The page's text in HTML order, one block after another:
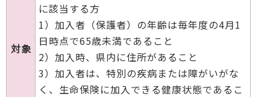
対象
に該当する方
1）加入者（保護者）の年齢は毎年度の4月1
日時点で65歳未満であること
2）加入時、県内に住所があること
3）加入者は、特別の疾病または障がいがな
く、生命保険に加入できる健康状態であるこ